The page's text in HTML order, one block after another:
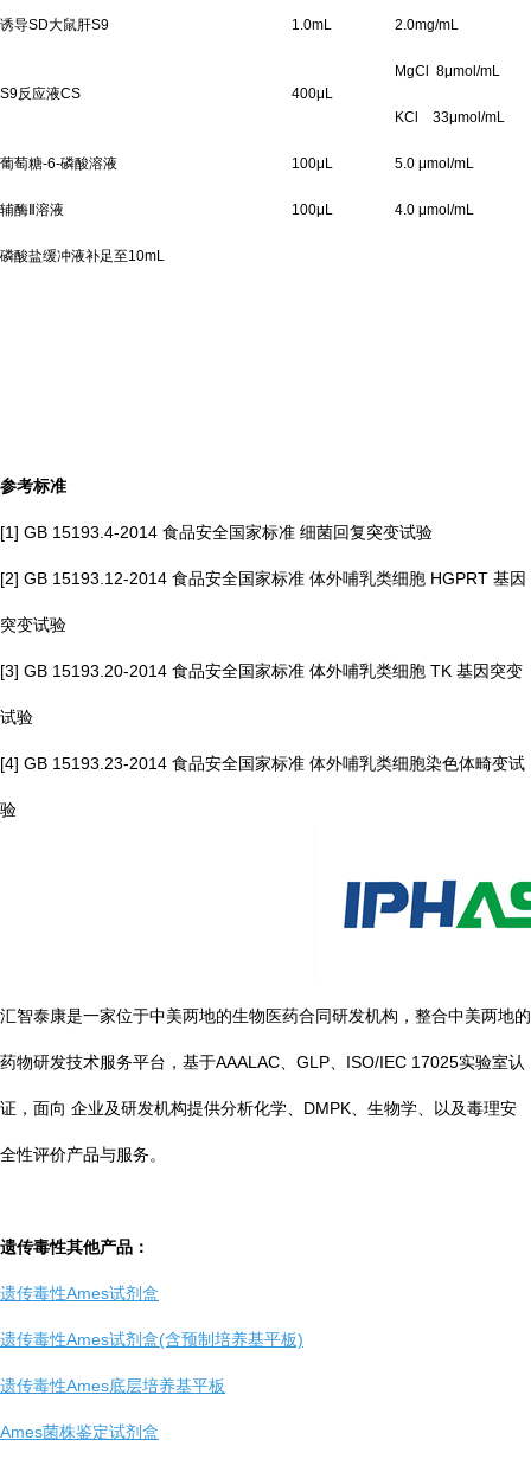
诱导SD大鼠肝S9 1.0mL 2.0mg/mL
S9反应液CS 400μL
MgCl 8μmol/mL
KCl 33μmol/mL
葡萄糖-6-磷酸溶液 100μL 5.0 μmol/mL
辅酶Ⅱ溶液 100μL 4.0 μmol/mL
磷酸盐缓冲液补足至10mL
参考标准
[1] GB 15193.4-2014 食品安全国家标准 细菌回复突变试验
[2] GB 15193.12-2014 食品安全国家标准 体外哺乳类细胞 HGPRT 基因
突变试验
[3] GB 15193.20-2014 食品安全国家标准 体外哺乳类细胞 TK 基因突变
试验
[4] GB 15193.23-2014 食品安全国家标准 体外哺乳类细胞染色体畸变试
验
汇智泰康是一家位于中美两地的生物医药合同研发机构，整合中美两地的
药物研发技术服务平台，基于AAALAC、GLP、ISO/IEC 17025实验室认
证，面向 企业及研发机构提供分析化学、DMPK、生物学、以及毒理安
全性评价产品与服务。
遗传毒性其他产品：
遗传毒性Ames试剂盒
遗传毒性Ames试剂盒(含预制培养基平板)
遗传毒性Ames底层培养基平板
Ames菌株鉴定试剂盒